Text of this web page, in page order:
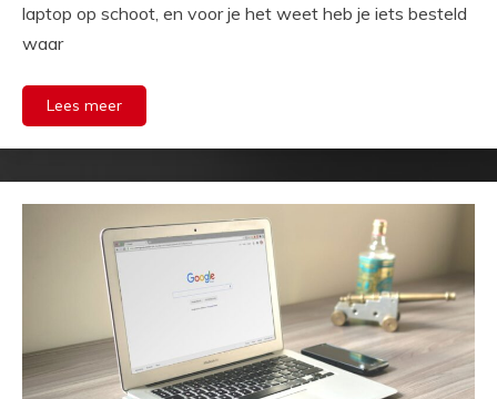
laptop op schoot, en voor je het weet heb je iets besteld
waar
Lees meer